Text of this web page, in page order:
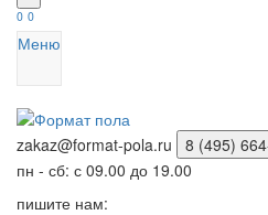
0 0
Меню
zakaz@format-pola.ru
8 (495)
пн - сб: с 09.00 до 19.00
пишите нам: